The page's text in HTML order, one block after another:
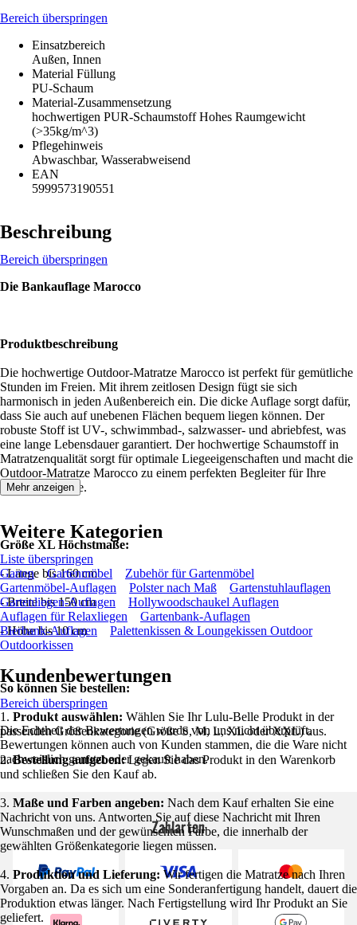
Bereich überspringen
Einsatzbereich
Außen, Innen
Material Füllung
PU-Schaum
Material-Zusammensetzung
hochwertigen PUR-Schaumstoff Hohes Raumgewicht
(>35kg/m^3)
Pflegehinweis
Abwaschbar, Wasserabweisend
EAN
5999573190551
Beschreibung
Bereich überspringen
Die Bankauflage Marocco
Produktbeschreibung
Die hochwertige Outdoor-Matratze Marocco ist perfekt für gemütliche
Stunden im Freien. Mit ihrem zeitlosen Design fügt sie sich
harmonisch in jeden Außenbereich ein. Die dicke Auflage sorgt dafür,
dass Sie auch auf unebenen Flächen bequem liegen können. Der
robuste Stoff ist UV-, schwimmbad-, salzwasser- und abriebfest, was
eine lange Lebensdauer garantiert. Der hochwertige Schaumstoff in
Matratzenqualität sorgt für optimale Liegeeigenschaften und macht die
Outdoor-Matratze Marocco zu einem perfekten Begleiter für Ihre
Chillout-Lounge.
Größe XL Höchstmaße:
- Länge bis 160 cm
- Breite bis 150 cm
- Höhe bis 10 cm
So können Sie bestellen:
1. Produkt auswählen: Wählen Sie Ihr Lulu-Belle Produkt in der
passenden Größenkategorie (Größe S, M, L, XL oder XXL) aus.
2.Bestellung aufgeben:Legen Sie das Produkt in den Warenkorb
und schließen Sie den Kauf ab.
3. Maße und Farben angeben: Nach dem Kauf erhalten Sie eine
Nachricht von uns. Antworten Sie auf diese Nachricht mit Ihren
Wunschmaßen und der gewünschten Farbe, die innerhalb der
gewählten Größenkategorie liegen müssen.
4. Produktion und Lieferung: Wir fertigen die Matratze nach Ihren
Vorgaben an. Da es sich um eine Sonderanfertigung handelt, dauert die
Produktion etwas länger. Nach Fertigstellung wird Ihr Produkt an Sie
geliefert.
Mehr anzeigen
Weitere Kategorien
Liste überspringen
Garten
Gartenmöbel
Zubehör für Gartenmöbel
Gartenmöbel-Auflagen
Polster nach Maß
Gartenstuhlauflagen
Gartenliegen-Auflagen
Hollywoodschaukel Auflagen
Auflagen für Relaxliegen
Gartenbank-Auflagen
Bierbank-Auflagen
Palettenkissen & Loungekissen Outdoor
Outdoorkissen
Kundenbewertungen
Bereich überspringen
Die Echtheit der Bewertungen wurde von uns nicht überprüft.
Bewertungen können auch von Kunden stammen, die die Ware nicht
nachweislich genutzt oder gekauft haben.
Zahlarten